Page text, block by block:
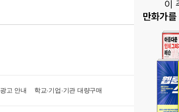
광고 안내 학교·기업·기관 대량구매